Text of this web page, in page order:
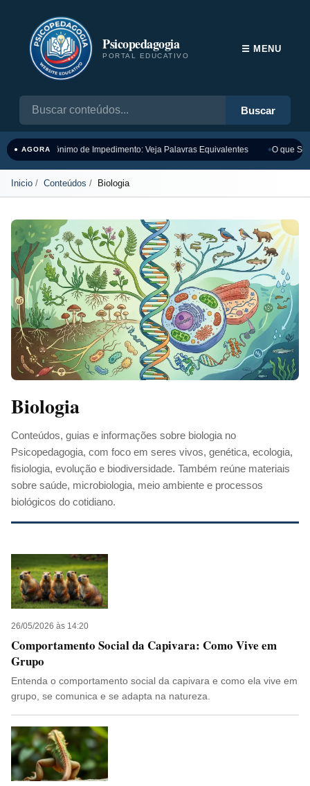
Psicopedagogia
PORTAL EDUCATIVO
Buscar
☰ MENU
● AGORASinônimo de Impedimento: Veja Palavras Equivalentes O que
Inicio Conteúdos Biologia
Biologia
Conteúdos, guias e informações sobre biologia no
Psicopedagogia, com foco em seres vivos, genética, ecologia,
fisiologia, evolução e biodiversidade. Também reúne materiais
sobre saúde, microbiologia, meio ambiente e processos
biológicos do cotidiano.
26/05/2026 às 14:20
Comportamento Social da Capivara: Como Vive em
Grupo
Entenda o comportamento social da capivara e como ela vive em
grupo, se comunica e se adapta na natureza.